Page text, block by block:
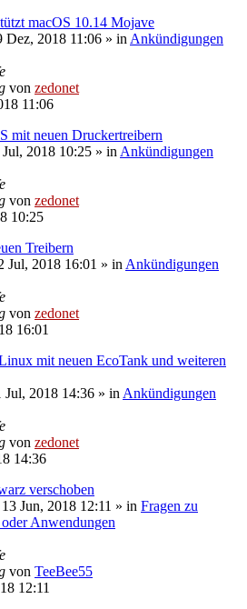
macOS 10.14 Mojave
Dez, 2018 11:06 » in Ankündigungen
von zedonet
11:06
mit neuen Druckertreibern
2018 10:25 » in Ankündigungen
von zedonet
10:25
Treibern
Jul, 2018 16:01 » in Ankündigungen
von zedonet
16:01
mit neuen EcoTank und weiteren
Jul, 2018 14:36 » in Ankündigungen
von zedonet
14:36
verschoben
Jun, 2018 12:11 » in Fragen zu
Anwendungen
von TeeBee55
12:11